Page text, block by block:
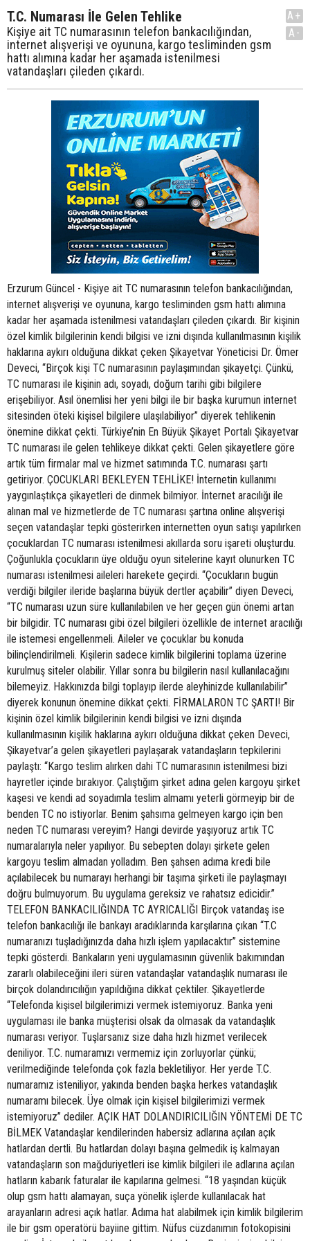
T.C. Numarası İle Gelen Tehlike
Kişiye ait TC numarasının telefon bankacılığından,
internet alışverişi ve oyununa, kargo tesliminden gsm
hattı alımına kadar her aşamada istenilmesi
vatandaşları çileden çıkardı.
A+
A-
Erzurum Güncel - Kişiye ait TC numarasının telefon bankacılığından,
internet alışverişi ve oyununa, kargo tesliminden gsm hattı alımına
kadar her aşamada istenilmesi vatandaşları çileden çıkardı. Bir kişinin
özel kimlik bilgilerinin kendi bilgisi ve izni dışında kullanılmasının kişilik
haklarına aykırı olduğuna dikkat çeken Şikayetvar Yöneticisi Dr. Ömer
Deveci, “Birçok kişi TC numarasının paylaşımından şikayetçi. Çünkü,
TC numarası ile kişinin adı, soyadı, doğum tarihi gibi bilgilere
erişebiliyor. Asıl önemlisi her yeni bilgi ile bir başka kurumun internet
sitesinden öteki kişisel bilgilere ulaşılabiliyor” diyerek tehlikenin
önemine dikkat çekti. Türkiye’nin En Büyük Şikayet Portalı Şikayetvar
TC numarası ile gelen tehlikeye dikkat çekti. Gelen şikayetlere göre
artık tüm firmalar mal ve hizmet satımında T.C. numarası şartı
getiriyor. ÇOCUKLARI BEKLEYEN TEHLİKE! İnternetin kullanımı
yaygınlaştıkça şikayetleri de dinmek bilmiyor. İnternet aracılığı ile
alınan mal ve hizmetlerde de TC numarası şartına online alışverişi
seçen vatandaşlar tepki gösterirken internetten oyun satışı yapılırken
çocuklardan TC numarası istenilmesi akıllarda soru işareti oluşturdu.
Çoğunlukla çocukların üye olduğu oyun sitelerine kayıt olunurken TC
numarası istenilmesi aileleri harekete geçirdi. “Çocukların bugün
verdiği bilgiler ileride başlarına büyük dertler açabilir” diyen Deveci,
“TC numarası uzun süre kullanılabilen ve her geçen gün önemi artan
bir bilgidir. TC numarası gibi özel bilgileri özellikle de internet aracılığı
ile istemesi engellenmeli. Aileler ve çocuklar bu konuda
bilinçlendirilmeli. Kişilerin sadece kimlik bilgilerini toplama üzerine
kurulmuş siteler olabilir. Yıllar sonra bu bilgilerin nasıl kullanılacağını
bilemeyiz. Hakkınızda bilgi toplayıp ilerde aleyhinizde kullanılabilir”
diyerek konunun önemine dikkat çekti. FİRMALARON TC ŞARTI! Bir
kişinin özel kimlik bilgilerinin kendi bilgisi ve izni dışında
kullanılmasının kişilik haklarına aykırı olduğuna dikkat çeken Deveci,
Şikayetvar’a gelen şikayetleri paylaşarak vatandaşların tepkilerini
paylaştı: “Kargo teslim alırken dahi TC numarasının istenilmesi bizi
hayretler içinde bırakıyor. Çalıştığım şirket adına gelen kargoyu şirket
kaşesi ve kendi ad soyadımla teslim almamı yeterli görmeyip bir de
benden TC no istiyorlar. Benim şahsıma gelmeyen kargo için ben
neden TC numarası vereyim? Hangi devirde yaşıyoruz artık TC
numaralarıyla neler yapılıyor. Bu sebepten dolayı şirkete gelen
kargoyu teslim almadan yolladım. Ben şahsen adıma kredi bile
açılabilecek bu numarayı herhangi bir taşıma şirketi ile paylaşmayı
doğru bulmuyorum. Bu uygulama gereksiz ve rahatsız edicidir.”
TELEFON BANKACILIĞINDA TC AYRICALIĞI Birçok vatandaş ise
telefon bankacılığı ile bankayı aradıklarında karşılarına çıkan “T.C
numaranızı tuşladığınızda daha hızlı işlem yapılacaktır” sistemine
tepki gösterdi. Bankaların yeni uygulamasının güvenlik bakımından
zararlı olabileceğini ileri süren vatandaşlar vatandaşlık numarası ile
birçok dolandırıcılığın yapıldığına dikkat çektiler. Şikayetlerde
“Telefonda kişisel bilgilerimizi vermek istemiyoruz. Banka yeni
uygulaması ile banka müşterisi olsak da olmasak da vatandaşlık
numarası veriyor. Tuşlarsanız size daha hızlı hizmet verilecek
deniliyor. T.C. numaramızı vermemiz için zorluyorlar çünkü;
verilmediğinde telefonda çok fazla bekletiliyor. Her yerde T.C.
numaramız isteniliyor, yakında benden başka herkes vatandaşlık
numaramı bilecek. Üye olmak için kişisel bilgilerimizi vermek
istemiyoruz” dediler. AÇIK HAT DOLANDIRICILIĞIN YÖNTEMİ DE TC
BİLMEK Vatandaşlar kendilerinden habersiz adlarına açılan açık
hatlardan dertli. Bu hatlardan dolayı başına gelmedik iş kalmayan
vatandaşların son mağduriyetleri ise kimlik bilgileri ile adlarına açılan
hatların kabarık faturalar ile kapılarına gelmesi. “18 yaşından küçük
olup gsm hattı alamayan, suça yönelik işlerde kullanılacak hat
arayanların adresi açık hatlar. Adıma hat alabilmek için kimlik bilgilerim
ile bir gsm operatörü bayiine gittim. Nüfus cüzdanımın fotokopisini